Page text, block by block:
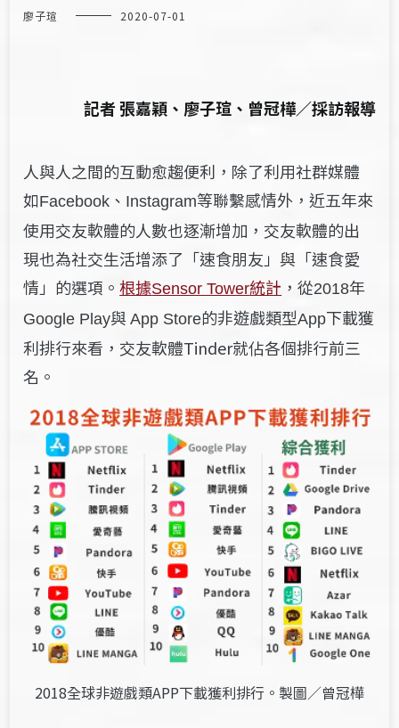
廖子瑄 2020-07-01
記者 張嘉穎、廖子瑄、曾冠樺／採訪報導
人與人之間的互動愈趨便利，除了利用社群媒體
如Facebook、Instagram等聯繫感情外，近五年來
使用交友軟體的人數也逐漸增加，交友軟體的出
現也為社交生活增添了「速食朋友」與「速食愛
情」的選項。根據Sensor Tower統計 ，從2018年
Google Play與App Store的非遊戲類型App下載獲
利排行來看，交友軟體Tinder就佔各個排行前三
名。
2018全球非遊戲類APP下載獲利排行。製圖／曾冠樺